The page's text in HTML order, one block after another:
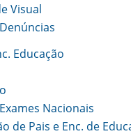
Visual
Educação
Nacionais
de Pais e Enc. de